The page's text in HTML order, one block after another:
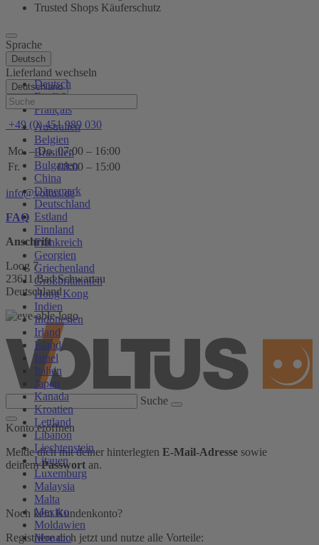
Trusted Shops Käuferschutz
Sprache
Deutsch
Deutsch
English
Français
Lieferland wechseln
Deutschland
Australien
Belgien
Brasilien
Bulgarien
China
Dänemark
Deutschland
Estland
Finnland
Frankreich
Georgien
Griechenland
Großbritannien
Hong Kong
Indien
Indonesien
Irland
Island
Israel
Italien
Japan
Kanada
Kroatien
Lettland
Libanon
Liechtenstein
Litauen
Luxemburg
Malaysia
Malta
Mexiko
Moldawien
Monaco
Hilfe
+49 (0) 451 989 030
Mo. – Do. 07:00 – 16:00
Fr.
08:00 – 15:00
info@voltus.de
FAQ
Anschrift
Loog 7
23611 Bad Schwartau
Deutschland
Suche
Konto eröffnen
Melde dich mit deiner hinterlegten E-Mail-Adresse sowie
deinemPasswort an.
Noch kein Kundenkonto?
Registriere dich jetzt und nutze alle Vorteile: